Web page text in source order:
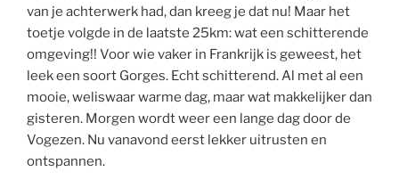
van je achterwerk had, dan kreeg je dat nu! Maar het
toetje volgde in de laatste 25km: wat een schitterende
omgeving!! Voor wie vaker in Frankrijk is geweest, het
leek een soort Gorges. Echt schitterend. Al met al een
mooie, weliswaar warme dag, maar wat makkelijker dan
gisteren. Morgen wordt weer een lange dag door de
Vogezen. Nu vanavond eerst lekker uitrusten en
ontspannen.